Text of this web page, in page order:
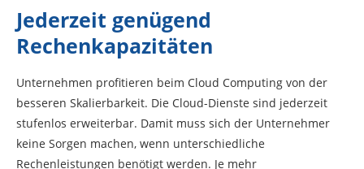
Jederzeit genügend
Rechenkapazitäten
Unternehmen profitieren beim Cloud Computing von der
besseren Skalierbarkeit. Die Cloud-Dienste sind jederzeit
stufenlos erweiterbar. Damit muss sich der Unternehmer
keine Sorgen machen, wenn unterschiedliche
Rechenleistungen benötigt werden. Je mehr